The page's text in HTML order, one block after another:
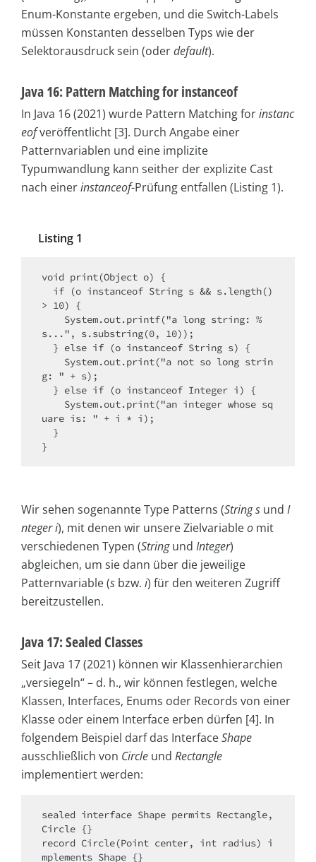
Enum-Konstante ergeben, und die Switch-Labels
müssen Konstanten desselben Typs wie der
Selektorausdruck sein (oderdefault).
Java 16: Pattern Matching for instanceof
In Java 16 (2021) wurde Pattern Matching forinstanc
eofveröffentlicht [3]. Durch Angabe einer
Patternvariablen und eine implizite
Typumwandlung kann seither der explizite Cast
nach einerinstanceof-Prüfung entfallen (Listing 1).
Listing 1
void print(Object o) {
> 10) {
s...", s.substring(0, 10));
g: " + s);
uare is: " + i * i);
}
Wir sehen sogenannte Type Patterns (String s und I
nteger i), mit denen wir unsere Zielvariableo mit
verschiedenen Typen (Stringund Integer)
abgleichen, um sie dann über die jeweilige
Patternvariable (s bzw. i) für den weiteren Zugriff
bereitzustellen.
Java 17: Sealed Classes
Seit Java 17 (2021) können wir Klassenhierarchien
„versiegeln“ – d. h., wir können festlegen, welche
Klassen, Interfaces, Enums oder Records von einer
Klasse oder einem Interface erben dürfen [4]. In
folgendem Beispiel darf das InterfaceShape
ausschließlich von Circle und Rectangle
implementiert werden:
sealed interface Shape permits Rectangle,
Circle {}
record Circle(Point center, int radius) i
mplements Shape {}